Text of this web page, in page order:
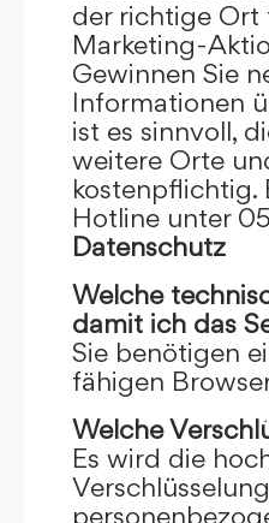
der richtige Ort
Marketing-
Gewinnen Sie
Informationen
ist es sinnvoll,
weitere Orte
kostenpflichtig.
Hotline unter
Datenschutz
Welche
damit ich das
Sie benötigen
fähigen
Welche
Es wird die